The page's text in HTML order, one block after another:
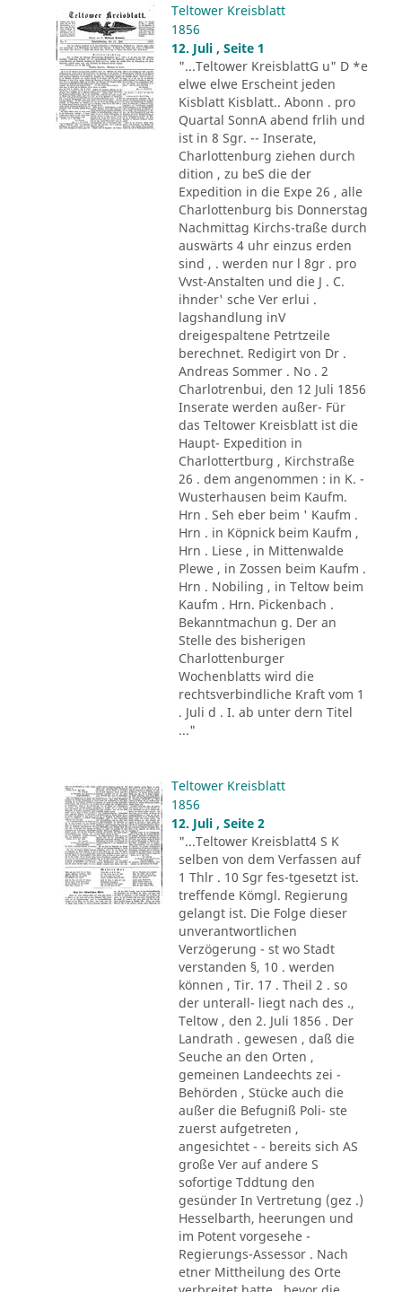
Teltower Kreisblatt
1856
12. Juli , Seite 1
"...Teltower KreisblattG u" D *e
elwe elwe Erscheint jeden
Kisblatt Kisblatt.. Abonn . pro
Quartal SonnA abend frlih und
ist in 8 Sgr. -- Inserate,
Charlottenburg ziehen durch
dition , zu beS die der
Expedition in die Expe 26 , alle
Charlottenburg bis Donnerstag
Nachmittag Kirchs-traße durch
auswärts 4 uhr einzus erden
sind , . werden nur l 8gr . pro
Vvst-Anstalten und die J . C.
ihnder' sche Ver erlui .
lagshandlung inV
dreigespaltene Petrtzeile
berechnet. Redigirt von Dr .
Andreas Sommer . No . 2
Charlotrenbui, den 12 Juli 1856
Inserate werden außer- Für
das Teltower Kreisblatt ist die
Haupt- Expedition in
Charlottertburg , Kirchstraße
26 . dem angenommen : in K. -
Wusterhausen beim Kaufm.
Hrn . Seh eber beim ' Kaufm .
Hrn . in Köpnick beim Kaufm ,
Hrn . Liese , in Mittenwalde
Plewe , in Zossen beim Kaufm .
Hrn . Nobiling , in Teltow beim
Kaufm . Hrn. Pickenbach .
Bekanntmachun g. Der an
Stelle des bisherigen
Charlottenburger
Wochenblatts wird die
rechtsverbindliche Kraft vom 1
. Juli d . I. ab unter dern Titel
..."
Teltower Kreisblatt
1856
12. Juli , Seite 2
"...Teltower Kreisblatt4 S K
selben von dem Verfassen auf
1 Thlr . 10 Sgr fes-tgesetzt ist.
treffende Kömgl. Regierung
gelangt ist. Die Folge dieser
unverantwortlichen
Verzögerung - st wo Stadt
verstanden §, 10 . werden
können , Tir. 17 . Theil 2 . so
der unterall- liegt nach des .,
Teltow , den 2. Juli 1856 . Der
Landrath . gewesen , daß die
Seuche an den Orten ,
gemeinen Landeechts zei -
Behörden , Stücke auch die
außer die Befugniß Poli- ste
zuerst aufgetreten ,
angesichtet - - bereits sich AS
große Ver auf andere S
sofortige Tddtung den
gesünder In Vertretung (gez .)
Hesselbarth, heerungen und
im Potent vorgesehe -
Regierungs-Assessor . Nach
etner Mittheilung des Orte